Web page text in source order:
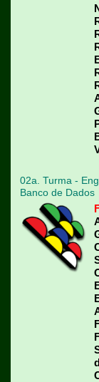
02a. Turma -
Banco de Dados